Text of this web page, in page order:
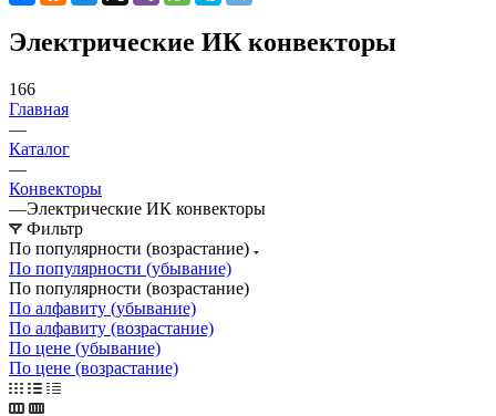
Электрические ИК конвекторы
166
Главная
—
Каталог
—
Конвекторы
—Электрические ИК конвекторы
Фильтр
По популярности (возрастание)
По популярности (убывание)
По популярности (возрастание)
По алфавиту (убывание)
По алфавиту (возрастание)
По цене (убывание)
По цене (возрастание)